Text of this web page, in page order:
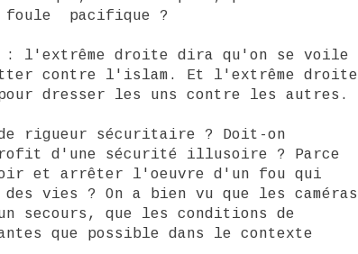
foule pacifique ?
l'extrême droite dira qu'on se voile
contre l'islam. Et l'extrême droite
dresser les uns contre les autres.
rigueur sécuritaire ? Doit-on
d'une sécurité illusoire ? Parce
et arrêter l'oeuvre d'un fou qui
vies ? On a bien vu que les caméras
secours, que les conditions de
que possible dans le contexte